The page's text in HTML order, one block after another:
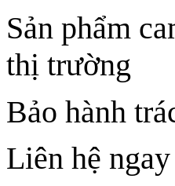
Sản phẩm
thị trường
Bảo hành
Liên hệ